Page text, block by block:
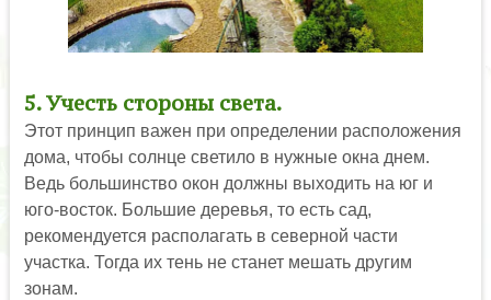
5. Учесть стороны света.
Этот принцип важен при определении расположения
дома, чтобы солнце светило в нужные окна днем.
Ведь большинство окон должны выходить на юг и
юго-восток. Большие деревья, то есть сад,
рекомендуется располагать в северной части
участка. Тогда их тень не станет мешать другим
зонам.